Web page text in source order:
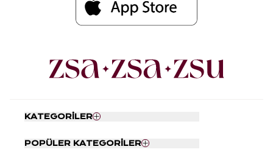
KATEGORİLER
Nevresim Seti
POPÜLER KATEGORİLER